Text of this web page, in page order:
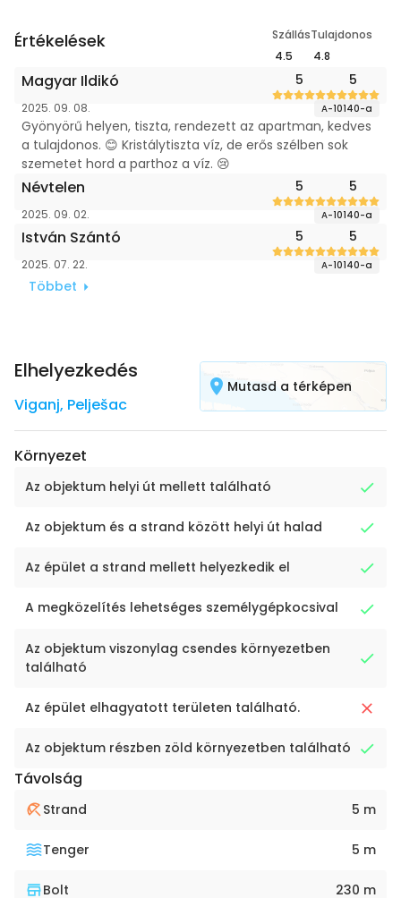
Értékelések
Szállás
4.5
Tulajdonos
4.8
Magyar Ildikó 5 5
2025. 09. 08. A-10140-a
Gyönyörű helyen, tiszta, rendezett az apartman, kedves
a tulajdonos. 😊 Kristálytiszta víz, de erős szélben sok
szemetet hord a parthoz a víz. 😢
Névtelen 5 5
2025. 09. 02. A-10140-a
István Szántó 5 5
2025. 07. 22. A-10140-a
Többet
Elhelyezkedés
Viganj, Pelješac
Mutasd a térképen
Környezet
Az objektum helyi út mellett található
Az objektum és a strand között helyi út halad
Az épület a strand mellett helyezkedik el
A megközelítés lehetséges személygépkocsival
Az objektum viszonylag csendes környezetben
található
Az épület elhagyatott területen található.
Az objektum részben zöld környezetben található
Távolság
Strand 5 m
Tenger 5 m
Bolt 230 m